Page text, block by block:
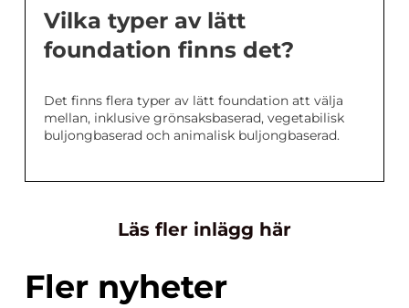
Vilka typer av lätt
foundation finns det?
Det finns flera typer av lätt foundation att välja
mellan, inklusive grönsaksbaserad, vegetabilisk
buljongbaserad och animalisk buljongbaserad.
Läs fler inlägg här
Fler nyheter